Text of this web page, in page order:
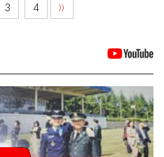
3 4 〉〉